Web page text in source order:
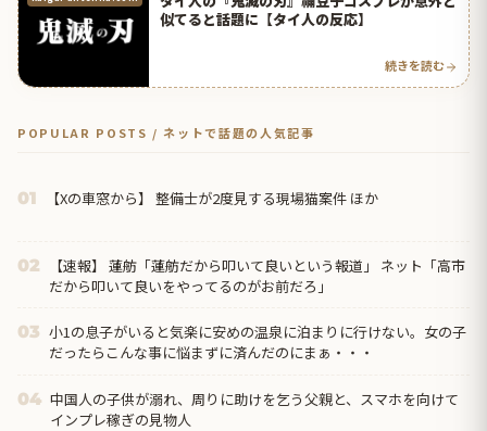
似てると話題に【タイ人の反応】
続きを読む
POPULAR POSTS / ネットで話題の人気記事
01 【Xの車窓から】 整備士が2度見する現場猫案件 ほか
02
【速報】 蓮舫「蓮舫だから叩いて良いという報道」 ネット「高市
だから叩いて良いをやってるのがお前だろ」
03 小1の息子がいると気楽に安めの温泉に泊まりに行けない。女の子
だったらこんな事に悩まずに済んだのにまぁ・・・
04 中国人の子供が溺れ、周りに助けを乞う父親と、スマホを向けて
インプレ稼ぎの見物人